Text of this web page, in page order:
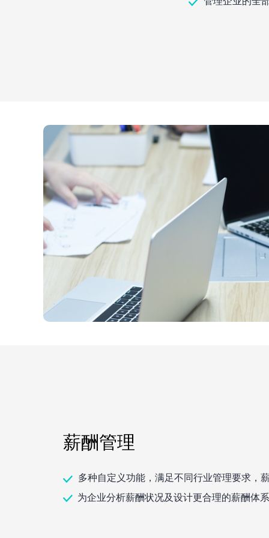
薪酬管理
多种自定义功能，满足不同行业管理要求，
为企业分析薪酬状况及设计更合理的薪酬体